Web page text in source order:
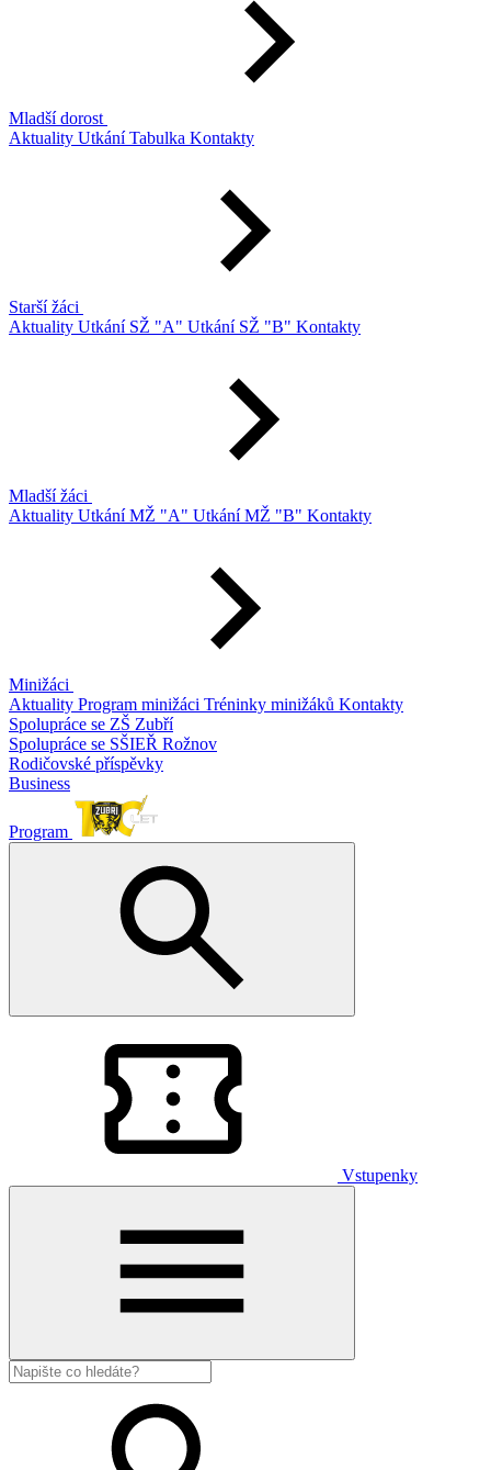
Mladší dorost
Aktuality UtkáníTabulka Kontakty
Starší žáci
Aktuality Utkání SŽ "A" Utkání SŽ "B" Kontakty
Mladší žáci
Aktuality Utkání MŽ "A" Utkání MŽ "B" Kontakty
Minižáci
Aktuality Program minižáci Tréninky minižáků Kontakty
Spolupráce se ZŠ Zubří
Spolupráce se SŠIEŘ Rožnov
Rodičovské příspěvky
Business
Program
Vstupenky